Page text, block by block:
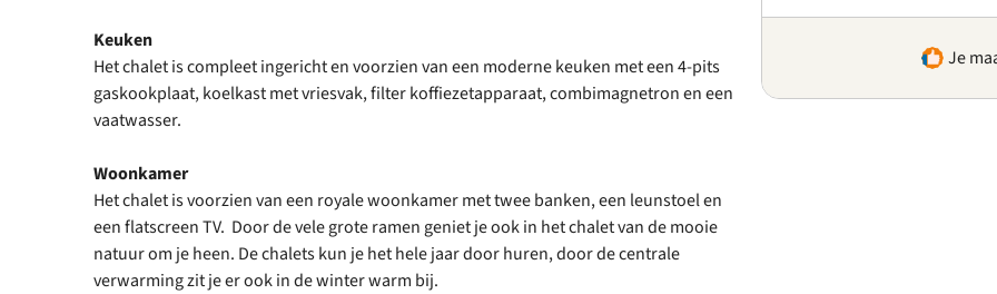
Keuken
Het chalet is compleet ingericht en voorzien van een moderne keuken met een 4-pits
gaskookplaat, koelkast met vriesvak, filter koffiezetapparaat, combimagnetron en een
vaatwasser.
Woonkamer
Het chalet is voorzien van een royale woonkamer met twee banken, een leunstoel en
een flatscreen TV. Door de vele grote ramen geniet je ook in het chalet van de mooie
natuur om je heen. De chalets kun je het hele jaar door huren, door de centrale
verwarming zit je er ook in de winter warm bij.
Je